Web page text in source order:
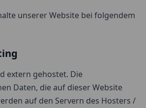
unserer Website bei folgendem
extern gehostet. Die
Daten, die auf dieser Website
auf den Servern des Hosters /